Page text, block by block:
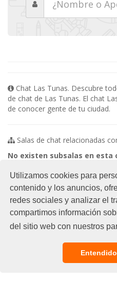
Utilizamos cookies para
contenido y los anuncios,
redes sociales y analizar el
compartimos información
del sitio web con nuestros
Entendido
Chat Las Tunas. Descubre
de chat de Las Tunas. El chat
de conocer gente de tu ciudad.
Salas de chat relacionadas
No existen subsalas en esta
© 2021 Chat Gratis